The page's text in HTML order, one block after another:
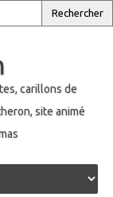
carillons de
site animé